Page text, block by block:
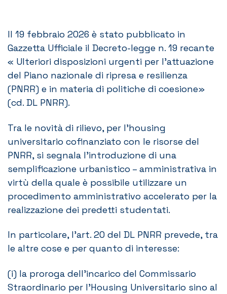
Il 19 febbraio 2026 è stato pubblicato in
Gazzetta Ufficiale il Decreto-legge n. 19 recante
« Ulteriori disposizioni urgenti per l’attuazione
del Piano nazionale di ripresa e resilienza
(PNRR) e in materia di politiche di coesione»
(cd. DL PNRR).
Tra le novità di rilievo, per l’housing
universitario cofinanziato con le risorse del
PNRR, si segnala l’introduzione di una
semplificazione urbanistico – amministrativa in
virtù della quale è possibile utilizzare un
procedimento amministrativo accelerato per la
realizzazione dei predetti studentati.
In particolare, l’art. 20 del DL PNRR prevede, tra
le altre cose e per quanto di interesse:
(i) la proroga dell’incarico del Commissario
Straordinario per l’Housing Universitario sino al